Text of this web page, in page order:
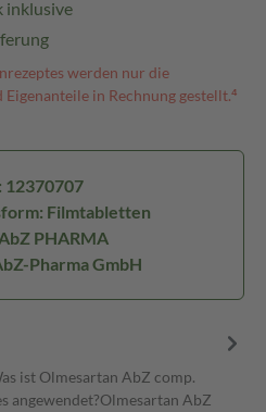
inklusive
werden nur die
in Rechnung gestellt.⁴
12370707
Filmtabletten
PHARMA
Pharma GmbH
ist Olmesartan AbZ comp.
angewendet?Olmesartan AbZ